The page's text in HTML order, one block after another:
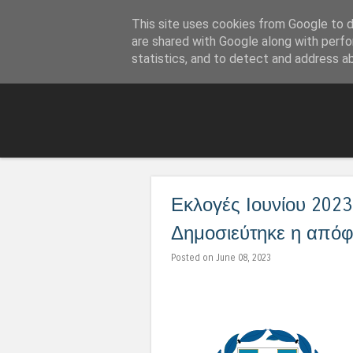
LoNinja.gr
Εκλογές Ιουνίου
Δημοσιεύτηκε η
Posted on June 08, 2023
This site uses cookies from Google to
are shared with Google along with
statistics, and to detect and address